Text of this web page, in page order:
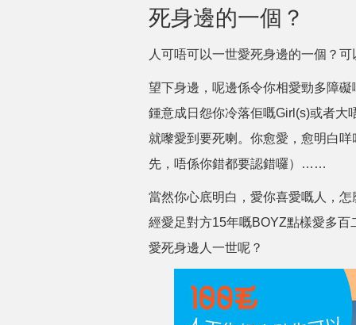
死身邊的一個？
人可唔可以一世愛死身邊的一個？
望下身邊，呢邊係令你相愛勁多障
鍾意成日怨你冷落佢嘅Girl(s)或者大
就嚟愛到要死喇。你愈愛，愈明白
先，唔係你錯都要認錯囉）……
當然你心底明白，愛你喜愛嘅人，
經愛足對方15年嘅BOYZ點樣愛多
愛死身邊人一世呢？